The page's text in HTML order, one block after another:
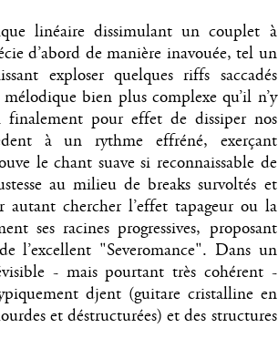
linéaire dissimulant un couplet à
d’abord de manière inavouée, tel un
exploser quelques riffs saccadés
bien plus complexe qu’il n’y
finalement pour effet de dissiper nos
à un rythme effréné, exerçant
le chant suave si reconnaissable de
au milieu de breaks survoltés et
autant chercher l’effet tapageur ou la
ses racines progressives, proposant
l’excellent "Severomance". Dans un
- mais pourtant très cohérent -
djent (guitare cristalline en
et déstructurées) et des structures